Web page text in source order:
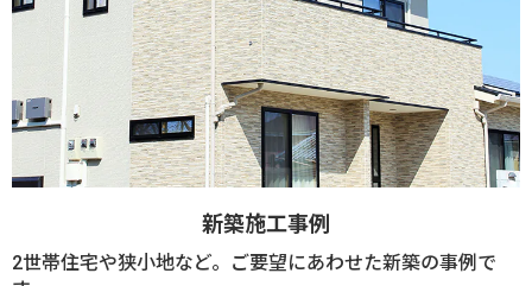
新築施工事例
2世帯住宅や狭小地など。ご要望にあわせた新築の事例で